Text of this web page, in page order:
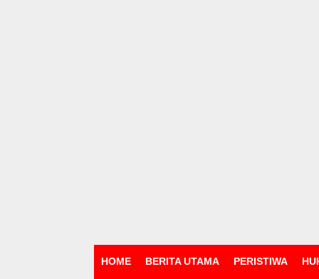
HOME BERITA UTAMA PERISTIWA